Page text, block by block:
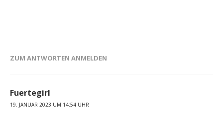
ZUM ANTWORTEN ANMELDEN
Fuertegirl
19. JANUAR 2023 UM 14:54 UHR